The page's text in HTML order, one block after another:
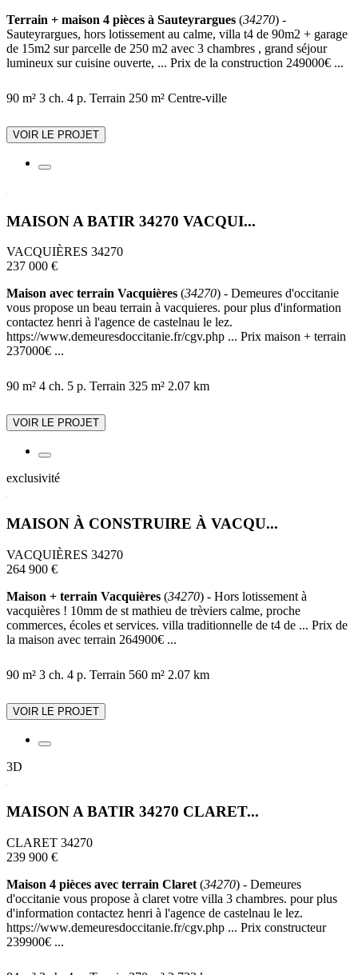
Terrain + maison 4 pièces à Sauteyrargues (34270) -
Sauteyrargues, hors lotissement au calme, villa t4 de 90m2 + garage
de 15m2 sur parcelle de 250 m2 avec 3 chambres , grand séjour
lumineux sur cuisine ouverte, ... Prix de la construction 249000€ ...
90 m² 3 ch. 4 p. Terrain 250 m² Centre-ville
VOIR LE PROJET
MAISON A BATIR 34270 VACQUI...
VACQUIÈRES 34270
237 000 €
Maison avec terrain Vacquières (34270) - Demeures d'occitanie
vous propose un beau terrain à vacquieres. pour plus d'information
contactez henri à l'agence de castelnau le lez.
https://www.demeuresdoccitanie.fr/cgv.php ... Prix maison + terrain
237000€ ...
90 m² 4 ch. 5 p. Terrain 325 m² 2.07 km
VOIR LE PROJET
exclusivité
MAISON À CONSTRUIRE À VACQU...
VACQUIÈRES 34270
264 900 €
Maison + terrain Vacquières (34270) - Hors lotissement à
vacquières ! 10mm de st mathieu de trèviers calme, proche
commerces, écoles et services. villa traditionnelle de t4 de ... Prix de
la maison avec terrain 264900€ ...
90 m² 3 ch. 4 p. Terrain 560 m² 2.07 km
VOIR LE PROJET
3D
MAISON A BATIR 34270 CLARET...
CLARET 34270
239 900 €
Maison 4 pièces avec terrain Claret (34270) - Demeures
d'occitanie vous propose à claret votre villa 3 chambres. pour plus
d'information contactez henri à l'agence de castelnau le lez.
https://www.demeuresdoccitanie.fr/cgv.php ... Prix constructeur
239900€ ...